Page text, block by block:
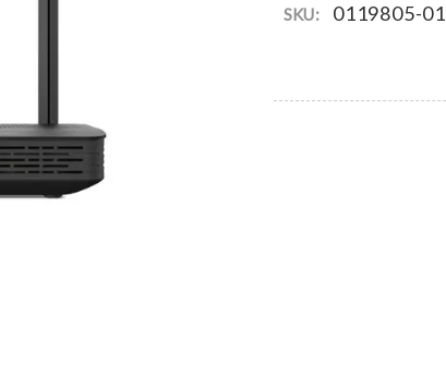
SKU: 0119805-01